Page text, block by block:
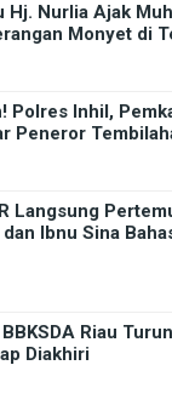
Hj. Nurlia Ajak
Monyet di
Polres Inhil,
Peneror
Langsung
Ibnu Sina
Riau
Diakhiri